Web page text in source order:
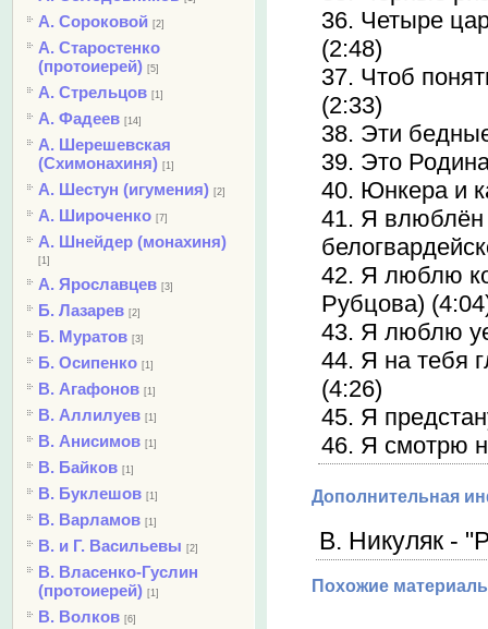
А. Сороковой [2]
А. Старостенко
(протоиерей) [5]
А. Стрельцов [1]
А. Фадеев [14]
А. Шерешевская
(Схимонахиня) [1]
А. Шестун (игумения) [2]
А. Широченко [7]
А. Шнейдер (монахиня)
[1]
А. Ярославцев [3]
Б. Лазарев [2]
Б. Муратов [3]
Б. Осипенко [1]
В. Агафонов [1]
В. Аллилуев [1]
В. Анисимов [1]
В. Байков [1]
В. Буклешов [1]
В. Варламов [1]
В. и Г. Васильевы [2]
В. Власенко-Гуслин
(протоиерей) [1]
В. Волков [6]
36. Четыре
(2:48)
37. Чтоб
(2:33)
38. Эти
39. Это
40. Юнкера и
41. Я влюблён
42. Я люблю
Рубцова)
43. Я люблю
44. Я на тебя
(4:26)
45. Я
46. Я смотрю
Дополнительная
В. Никуляк -
Похожие